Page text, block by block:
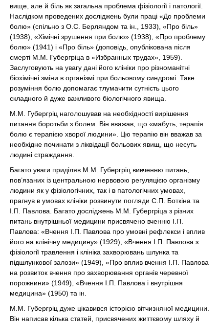
вище, але й біль як загальна проблема фізіології і патології.
Наслідком проведених досліджень були праці «До проблеми
болю» (спільно з О.С. Берляндом та ін., 1933), «Про біль»
(1938), «Хімічні зрушення при болю» (1938), «Про проблему
болю» (1941) і «Про біль» (доповідь, опублікована після
смерті М.М. Губергріца в «Избранных трудах», 1959).
Заслуговують на увагу дані його клініки про різноманітні
біохімічні зміни в організмі при больовому синдромі. Таке
розуміння болю допомагає тлумачити сутність цього
складного й дуже важливого біологічного явища.
М.М. Губергріц наголошував на необхідності вирішення
питання боротьби з болем. Він вважав, що «мабуть, терапія
болю є терапією хворої людини». Цю терапію він вважав за
необхідне починати з ліквідації больових явищ, що несуть
людині страждання.
Багато уваги приділяв М.М. Губергріц вивченню питань,
пов’язаних із центральною нервовою регуляцією організму
людини як у фізіологічних, так і в патологічних умовах,
прагнув в умовах клініки розвинути погляди С.П. Боткіна та
І.П. Павлова. Багато досліджень М.М. Губергріца з різних
питань внутрішньої медицини присвячено вченню І.П.
Павлова: «Вчення І.П. Павлова про умовні рефлекси і вплив
його на клінічну медицину» (1929), «Вчення І.П. Павлова з
фізіології травлення і клініка захворювань шлунка та
підшлункової залози» (1949), «Про вплив вчення І.П. Павлова
на розвиток вчення про захворювання органів черевної
порожнини» (1949), «Вчення І.П. Павлова і внутрішня
медицина» (1950) та ін.
М.М. Губергріц дуже цікавився історією вітчизняної медицини.
Він написав кілька статей, присвячених життєвому шляху й